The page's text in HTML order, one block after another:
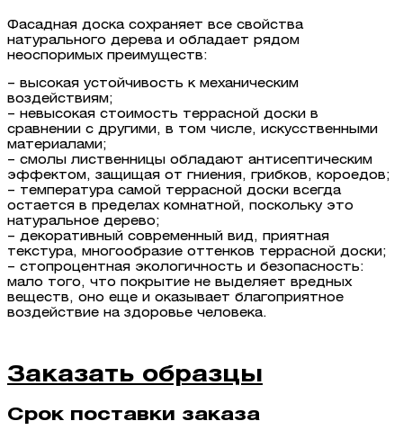
Фасадная доска сохраняет все свойства
натурального дерева и обладает рядом
неоспоримых преимуществ:
– высокая устойчивость к механическим
воздействиям;
– невысокая стоимость террасной доски в
сравнении с другими, в том числе, искусственными
материалами;
– смолы лиственницы обладают антисептическим
эффектом, защищая от гниения, грибков, короедов;
– температура самой террасной доски всегда
остается в пределах комнатной, поскольку это
натуральное дерево;
– декоративный современный вид, приятная
текстура, многообразие оттенков террасной доски;
– стопроцентная экологичность и безопасность:
мало того, что покрытие не выделяет вредных
веществ, оно еще и оказывает благоприятное
воздействие на здоровье человека.
Заказать образцы
Срок поставки заказа